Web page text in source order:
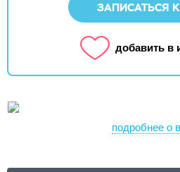
ЗАПИСАТЬСЯ
добавить в
подробнее о